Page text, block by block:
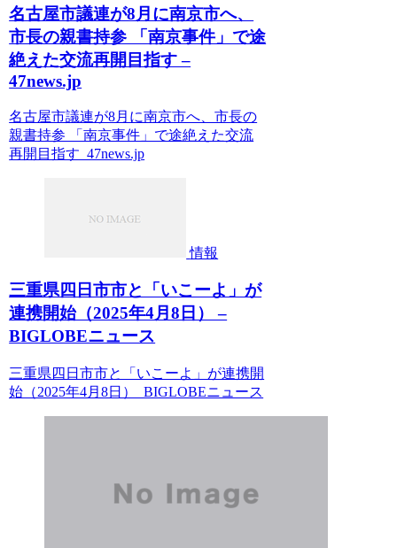
名古屋市議連が8月に南京市へ、
市長の親書持参 「南京事件」で途
絶えた交流再開目指す –
47news.jp
名古屋市議連が8月に南京市へ、市長の
親書持参 「南京事件」で途絶えた交流
再開目指す 47news.jp
情報
三重県四日市市と「いこーよ」が
連携開始（2025年4月8日） –
BIGLOBEニュース
三重県四日市市と「いこーよ」が連携開
始（2025年4月8日） BIGLOBEニュース